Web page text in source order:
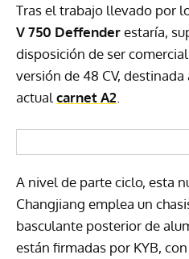
Tras el trabajo llevado por
V 750 Deffenderestaría,
disposición de ser
versión de 48 CV,
actual carnet A2
A nivel de parte ciclo, esta
Changjiang emplea un
basculante posterior de
están firmadas por KYB,